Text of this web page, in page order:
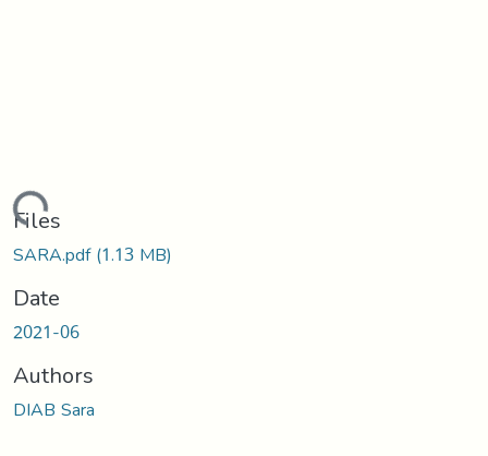
Files
SARA.pdf(1.13 MB)
Date
2021-06
Authors
DIAB Sara